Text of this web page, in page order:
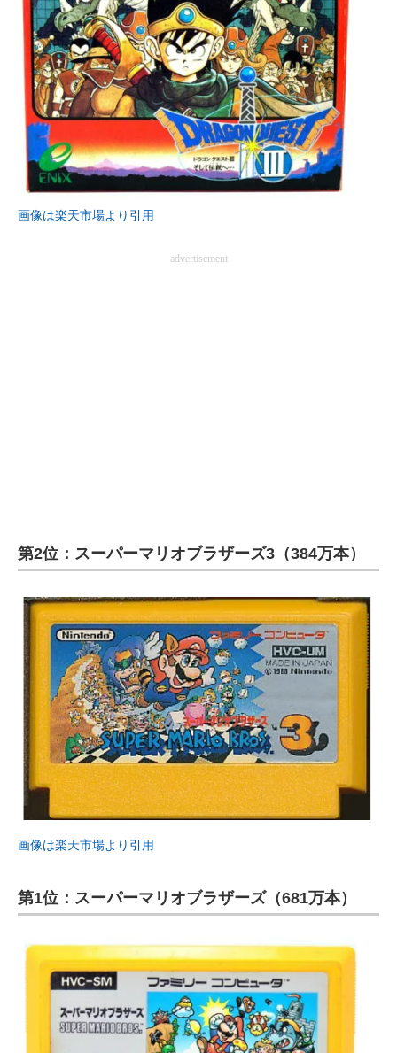
画像は楽天市場より引用
advertisement
第2位：スーパーマリオブラザーズ3（384万本）
画像は楽天市場より引用
第1位：スーパーマリオブラザーズ（681万本）